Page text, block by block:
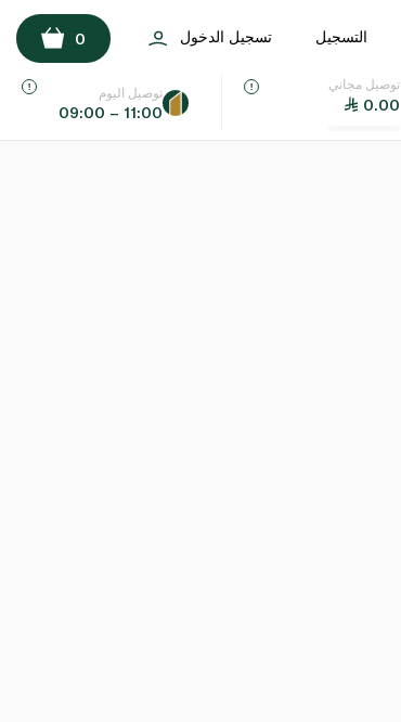
اللغة
التسجيل تسجيل الدخول 0
توصيل مجاني
0.00
توصيل اليوم
09:00 – 11:00